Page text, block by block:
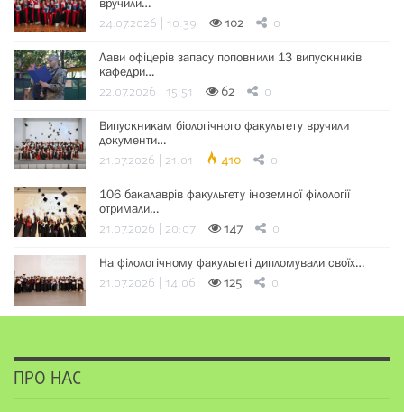
24.07.2026 | 10:39 102 0
Лави офіцерів запасу поповнили 13 випускників
кафедри…
22.07.2026 | 15:51 62 0
Випускникам біологічного факультету вручили
документи…
21.07.2026 | 21:01 410 0
106 бакалаврів факультету іноземної філології
отримали…
21.07.2026 | 20:07 147 0
На філологічному факультеті дипломували своїх…
21.07.2026 | 14:06 125 0
ПРО НАС